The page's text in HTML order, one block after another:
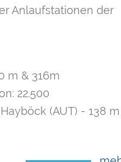
Anlaufstationen der
m & 316m
22.500
(AUT) - 138